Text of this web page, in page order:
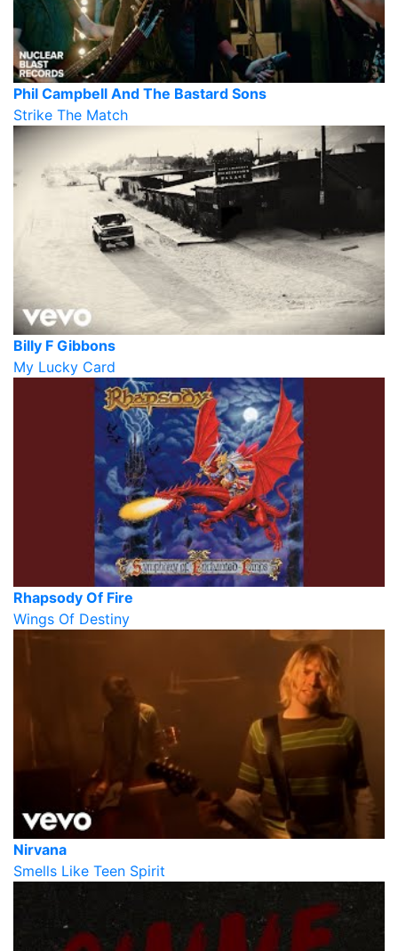
Phil Campbell And The Bastard Sons
Strike The Match
Billy F Gibbons
My Lucky Card
Rhapsody Of Fire
Wings Of Destiny
Nirvana
Smells Like Teen Spirit